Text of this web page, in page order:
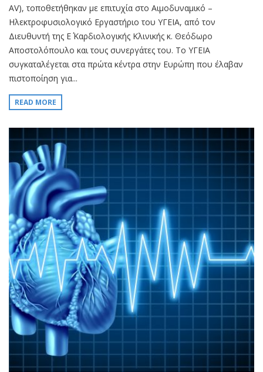
AV), τοποθετήθηκαν με επιτυχία στο Αιμοδυναμικό –
Ηλεκτροφυσιολογικό Εργαστήριο του ΥΓΕΙΑ, από τον
Διευθυντή της Ε΄ Καρδιολογικής Κλινικής κ. Θεόδωρο
Αποστολόπουλο και τους συνεργάτες του. Το ΥΓΕΙΑ
συγκαταλέγεται στα πρώτα κέντρα στην Ευρώπη που έλαβαν
πιστοποίηση για...
READ MORE